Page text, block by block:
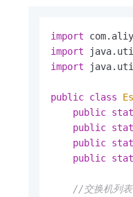
import
import
import
public class
public
public
public
public
//交换机列表